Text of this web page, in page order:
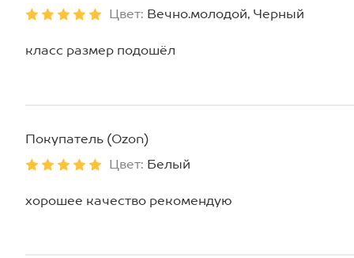
Цвет: Вечно.молодой, Черный
класс размер подошёл
Покупатель (Ozon)
Цвет: Белый
хорошее качество рекомендую